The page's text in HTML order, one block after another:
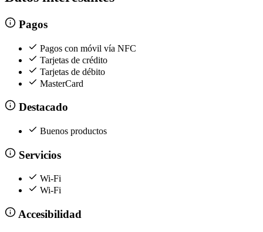
Pagos
Pagos con móvil vía NFC
Tarjetas de crédito
Tarjetas de débito
MasterCard
Destacado
Buenos productos
Servicios
Wi-Fi
Wi-Fi
Accesibilidad